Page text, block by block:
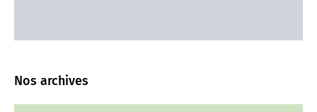
Nos archives